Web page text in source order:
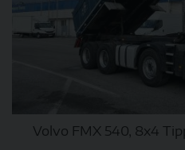
Volvo FMX 540, 8x4